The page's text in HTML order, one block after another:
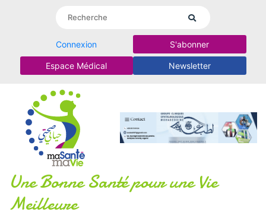
Connexion S'abonner
Espace Médical Newsletter
Une Bonne Santé pour une Vie
Meilleure